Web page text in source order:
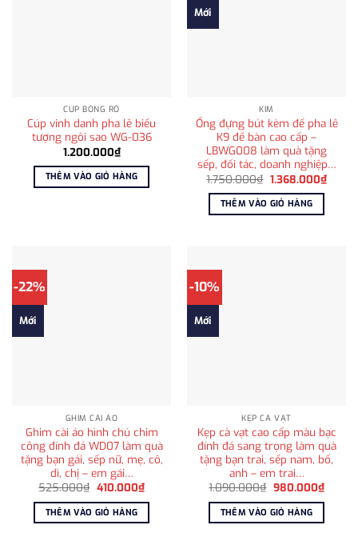
CÚP BÓNG RỔ
Cúp vinh danh pha lê biểu
tượng ngôi sao WG-036
1.200.000₫
THÊM VÀO GIỎ HÀNG
Mới
KIM
Ống đựng bút kèm đế pha lê
K9 để bàn cao cấp –
LBWG008 làm quà tặng
sếp, đối tác, doanh nghiệp…
1.750.000₫ Giá
là:
1.750.000₫.
1.368.000₫Giá
hiện
THÊM VÀO GIỎ HÀNG
-22%
Mới
GHIM CÀI ÁO
Ghim cài áo hình chú chim
công đính đá WD07 làm quà
tặng bạn gái, sếp nữ, mẹ, cô,
dì, chị – em gái…
525.000₫ Giá
là:
525.000₫.
410.000₫Giá
hiện
tại
410.000₫.
THÊM VÀO GIỎ HÀNG
-10%
Mới
KẸP CÀ VẠT
Kẹp cà vạt cao cấp màu bạc
đính đá sang trọng làm quà
tặng bạn trai, sếp nam, bố,
anh – em trai…
1.090.000₫ Giá
là:
1.090.000₫.
980.000₫Giá
hiện
THÊM VÀO GIỎ HÀNG